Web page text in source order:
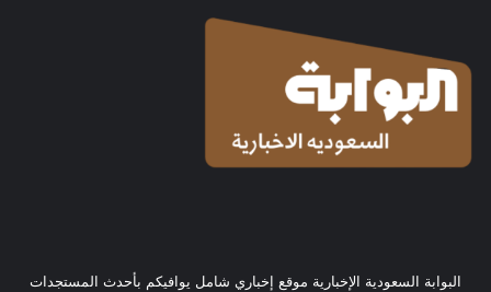
البوابة السعودية الإخبارية موقع إخباري شامل يوافيكم بأحدث المستجدات